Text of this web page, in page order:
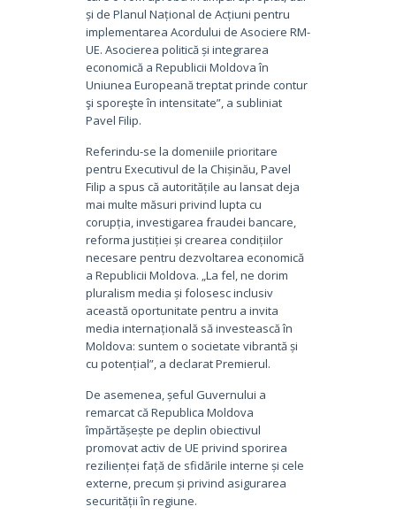
și de Planul Național de Acțiuni pentru
implementarea Acordului de Asociere RM-
UE. Asocierea politică și integrarea
economică a Republicii Moldova în
Uniunea Europeană treptat prinde contur
şi sporeşte în intensitate”, a subliniat
Pavel Filip.
Referindu-se la domeniile prioritare
pentru Executivul de la Chișinău, Pavel
Filip a spus că autoritățile au lansat deja
mai multe măsuri privind lupta cu
corupția, investigarea fraudei bancare,
reforma justiției și crearea condițiilor
necesare pentru dezvoltarea economică
a Republicii Moldova. „La fel, ne dorim
pluralism media și folosesc inclusiv
această oportunitate pentru a invita
media internațională să investească în
Moldova: suntem o societate vibrantă și
cu potențial”, a declarat Premierul.
De asemenea, șeful Guvernului a
remarcat că Republica Moldova
împărtășește pe deplin obiectivul
promovat activ de UE privind sporirea
rezilienței față de sfidările interne și cele
externe, precum și privind asigurarea
securității în regiune.